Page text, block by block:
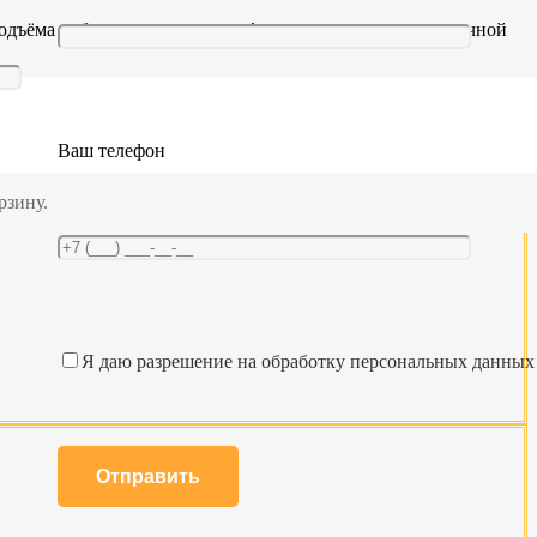
Ваш телефон
Я даю разрешение на обработку персональных данных
небольшого груза или фиксации транспортировочной
смещение груза.